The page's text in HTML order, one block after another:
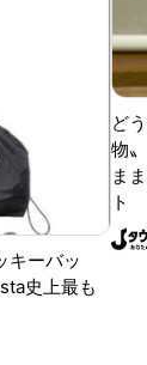
キーバッ
史上最も
ど
物
ま
ト